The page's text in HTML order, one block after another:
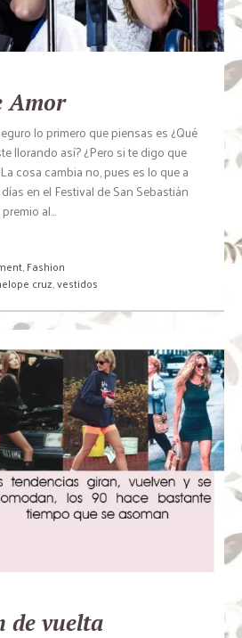
Amor
lo primero que piensas es ¿Qué
llorando así? ¿Pero si te digo que
cosa cambia no, pues es lo que a
en el Festival de San Sebastián
al...
,Fashion
cruz,vestidos
de vuelta